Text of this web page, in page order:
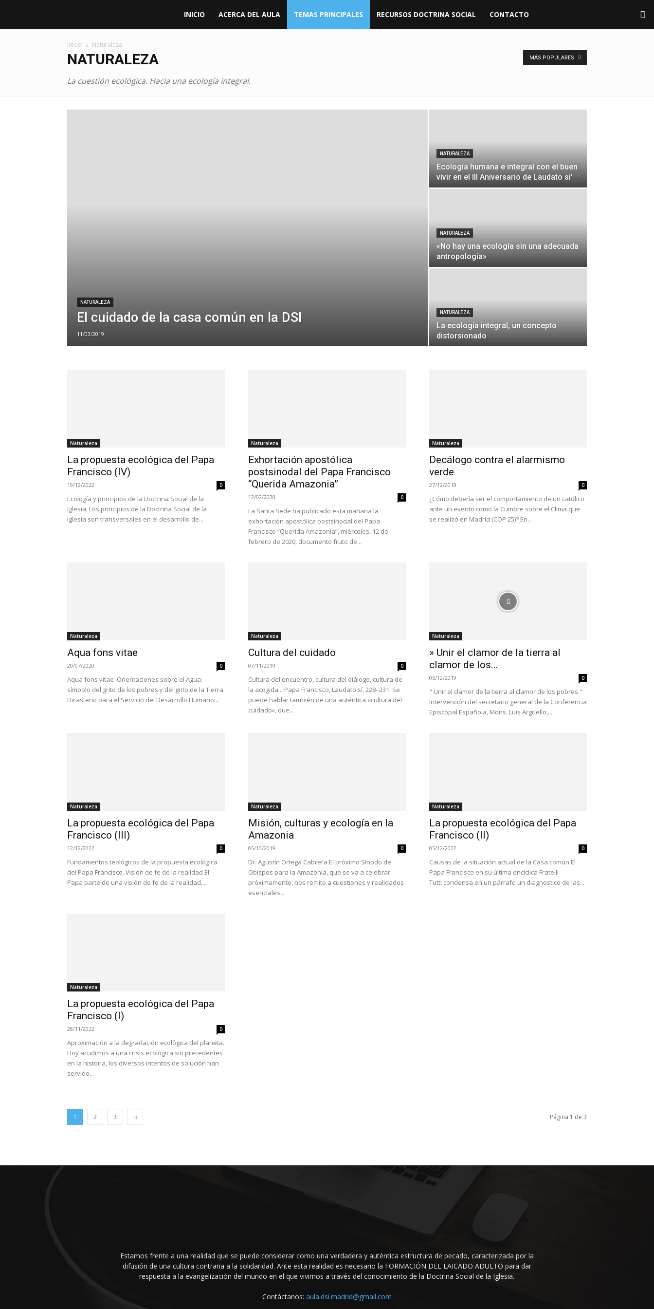
Aula
INICIO ACERCA DEL AULA TEMAS PRINCIPALES RECURSOS DOCTRINA SOCIAL CONTACTO
Inicio Naturaleza
NATURALEZA
La cuestión ecológica. Hacia una ecología integral.
MÁS POPULARES
NATURALEZA
El cuidado de la casa común en la DSI
11/03/2019
NATURALEZA
Ecología humana e integral con el buen
vivir en el III Aniversario de Laudato si’
NATURALEZA
«No hay una ecología sin una adecuada
antropología»
NATURALEZA
La ecología integral, un concepto
distorsionado
Naturaleza
La propuesta ecológica del Papa
Francisco (IV)
19/12/2022 0
Ecología y principios de la Doctrina Social de la
Iglesia. Los principios de la Doctrina Social de la
Iglesia son transversales en el desarrollo de...
Naturaleza
Exhortación apostólica
postsinodal del Papa Francisco
“Querida Amazonia”
12/02/2020 0
La Santa Sede ha publicado esta mañana la
exhortación apostólica postsinodal del Papa
Francisco “Querida Amazonia”, miércoles, 12 de
febrero de 2020, documento fruto de...
Naturaleza
Decálogo contra el alarmismo
verde
27/12/2019 0
¿Cómo debería ser el comportamiento de un católico
ante un evento como la Cumbre sobre el Clima que
se realizó en Madrid (COP 25)? En...
Naturaleza
Aqua fons vitae
20/07/2020 0
Aqua fons vitae Orientaciones sobre el Agua:
símbolo del grito de los pobres y del grito de la Tierra
Dicasterio para el Servicio del Desarrollo Humano...
Naturaleza
Cultura del cuidado
07/11/2019 0
Cultura del encuentro, cultura del diálogo, cultura de
la acogida... Papa Francisco, Laudato sí, 228- 231 Se
puede hablar también de una auténtica «cultura del
cuidado», que...
Naturaleza
» Unir el clamor de la tierra al
clamor de los...
05/12/2019 0
" Unir el clamor de la tierra al clamor de los pobres "
Intervención del secretario general de la Conferencia
Episcopal Española, Mons. Luis Argüello,...
Naturaleza
La propuesta ecológica del Papa
Francisco (III)
12/12/2022 0
Fundamentos teológicos de la propuesta ecológica
del Papa Francisco. Visión de fe de la realidad El
Papa parte de una visión de fe de la realidad,...
Naturaleza
Misión, culturas y ecología en la
Amazonia
05/10/2019 0
Dr. Agustín Ortega Cabrera El próximo Sínodo de
Obispos para la Amazonía, que se va a celebrar
próximamente, nos remite a cuestiones y realidades
esenciales...
Naturaleza
La propuesta ecológica del Papa
Francisco (II)
05/12/2022 0
Causas de la situación actual de la Casa común El
Papa Francisco en su última encíclica Fratelli
Tutti condensa en un párrafo un diagnostico de las...
Naturaleza
La propuesta ecológica del Papa
Francisco (I)
28/11/2022 0
Aproximación a la degradación ecológica del planeta.
Hoy acudimos a una crisis ecológica sin precedentes
en la historia, los diversos intentos de solución han
servido...
1 2 3 Página 1 de 3
Estamos frente a una realidad que se puede considerar como una verdadera y auténtica estructura de pecado, caracterizada por la
difusión de una cultura contraria a la solidaridad. Ante esta realidad es necesario la FORMACIÓN DEL LAICADO ADULTO para dar
respuesta a la evangelización del mundo en el que vivi­mos a través del conocimiento de la Doctrina Social de la Iglesia.
Contáctanos: aula.dsi.madrid@gmail.com